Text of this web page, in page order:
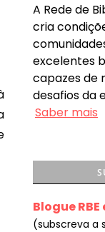
A Rede de
cria
excelentes
capazes de
desafios da
Saber mais
Blogue
(subscreva a